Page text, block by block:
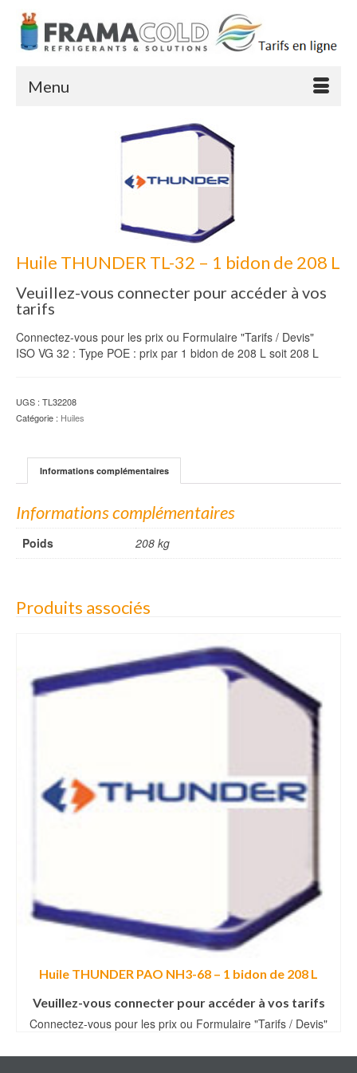
Menu
Huile THUNDER TL-32 – 1 bidon de 208 L
Veuillez-vous connecter pour accéder à vos
tarifs
Connectez-vous pour les prix ou Formulaire "Tarifs / Devis"
ISO VG 32 : Type POE : prix par 1 bidon de 208 L soit 208 L
UGS : TL32208
Catégorie : Huiles
Informations complémentaires
Informations complémentaires
Poids 208 kg
Produits associés
Huile THUNDER PAO NH3-68 – 1 bidon de 208 L
Veuillez-vous connecter pour accéder à vos tarifs
Connectez-vous pour les prix ou Formulaire "Tarifs / Devis"